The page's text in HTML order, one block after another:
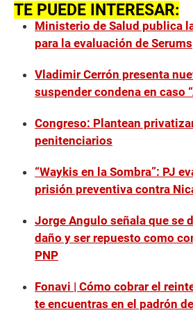
TE PUEDE INTERESAR:
Ministerio de Salud publica
para la evaluación de Serums
Vladimir Cerrón presenta
suspender condena en caso
Congreso: Plantean
penitenciarios
“Waykis en la Sombra”: PJ
prisión preventiva contra
Jorge Angulo señala que se
daño y ser repuesto como
PNP
Fonavi | Cómo cobrar el
te encuentras en el padrón